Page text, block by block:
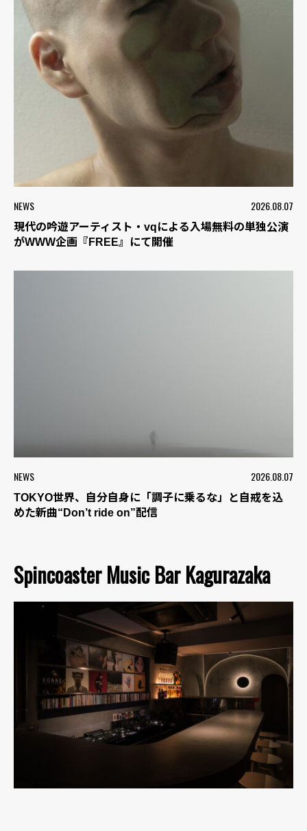
NEWS 2026.08.07
現代の吟遊アーティスト・vqによる入場無料の単独公演
がWWW企画『FREE』にて開催
NEWS 2026.08.07
TOKYO世界、自分自身に「調子に乗るな」と自戒を込
めた新曲“Don’t ride on”配信
Spincoaster Music Bar Kagurazaka